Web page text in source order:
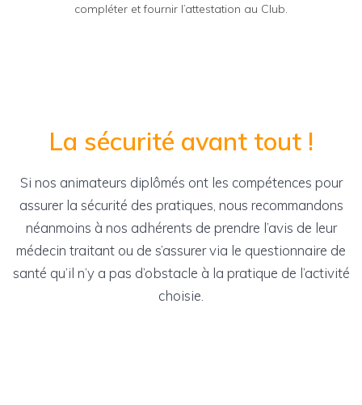
compléter et fournir l’attestation au Club.
La sécurité avant tout !
Si nos animateurs diplômés ont les compétences pour
assurer la sécurité des pratiques, nous recommandons
néanmoins à nos adhérents de prendre l’avis de leur
médecin traitant ou de s’assurer via le questionnaire de
santé qu’il n’y a pas d’obstacle à la pratique de l’activité
choisie.